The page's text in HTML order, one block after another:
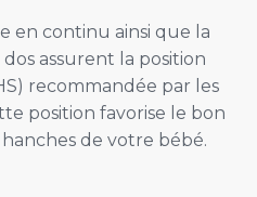
en continu ainsi que la
assurent la position
recommandée par les
position favorise le bon
de votre bébé.